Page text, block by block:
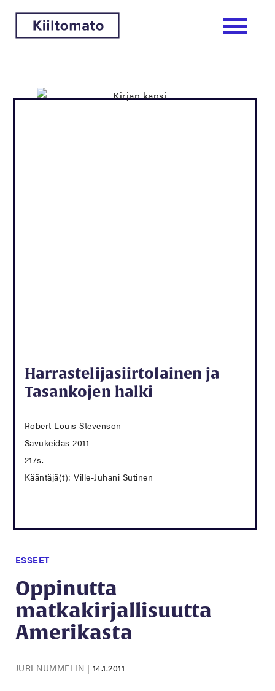
Harrastelijasiirtolainen ja
Tasankojen halki
Robert Louis Stevenson
Savukeidas 2011
217s.
Kääntäjä(t): Ville-Juhani Sutinen
ESSEET
Oppinutta
matkakirjallisuutta
Amerikasta
JURI NUMMELIN | 14.1.2011